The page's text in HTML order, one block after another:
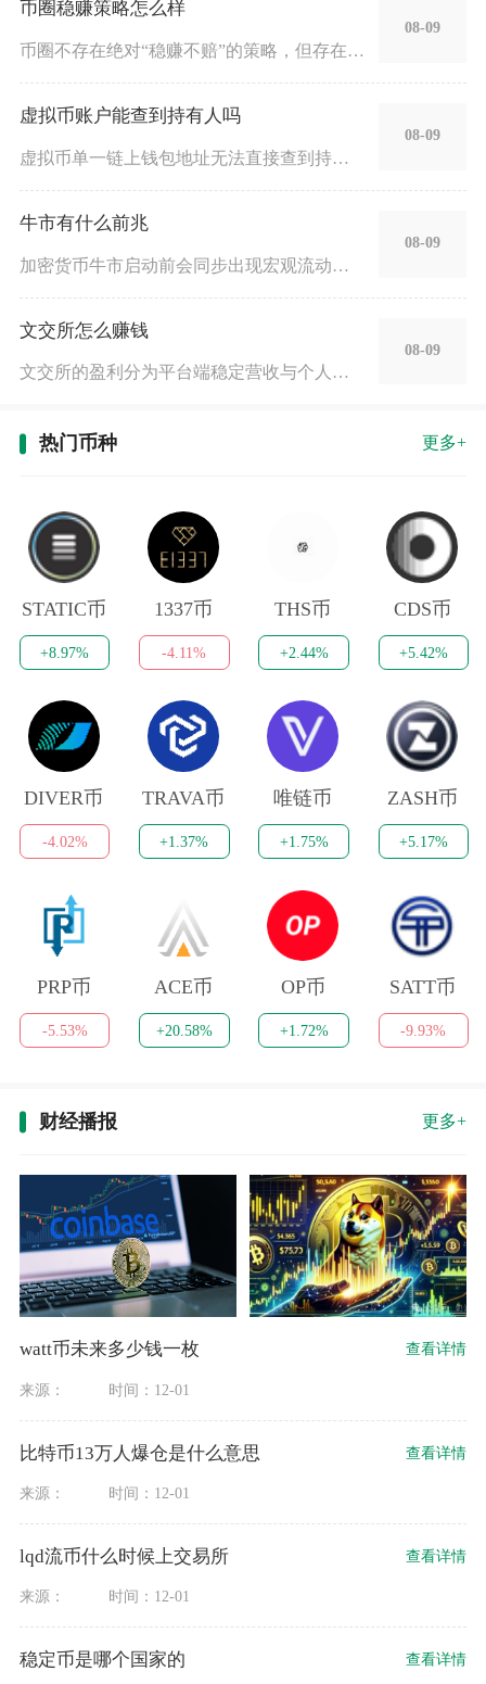
币圈稳赚策略怎么样
币圈不存在绝对“稳赚不赔”的策略，但存在一批风险极低、长期胜
08-09
虚拟币账户能查到持有人吗
虚拟币单一链上钱包地址无法直接查到持有人实名身份，但只要账户
08-09
牛市有什么前兆
加密货币牛市启动前会同步出现宏观流动性宽松、链上筹码持续锁仓
08-09
文交所怎么赚钱
文交所的盈利分为平台端稳定营收与个人藏品交易获利两大板块，正
08-09
热门币种 更多+
STATIC币
+8.97%
1337币
-4.11%
THS币
+2.44%
CDS币
+5.42%
DIVER币
-4.02%
TRAVA币
+1.37%
唯链币
+1.75%
ZASH币
+5.17%
PRP币
-5.53%
ACE币
+20.58%
OP币
+1.72%
SATT币
-9.93%
财经播报 更多+
watt币未来多少钱一枚 查看详情
来源： 时间：12-01
比特币13万人爆仓是什么意思 查看详情
来源： 时间：12-01
lqd流币什么时候上交易所 查看详情
来源： 时间：12-01
稳定币是哪个国家的 查看详情